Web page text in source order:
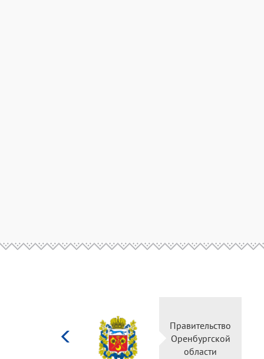
Министерство
культуры
Российской